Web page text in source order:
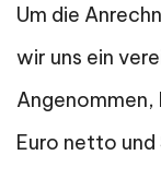
Um die
wir uns ein
Angenommen,
Euro netto und